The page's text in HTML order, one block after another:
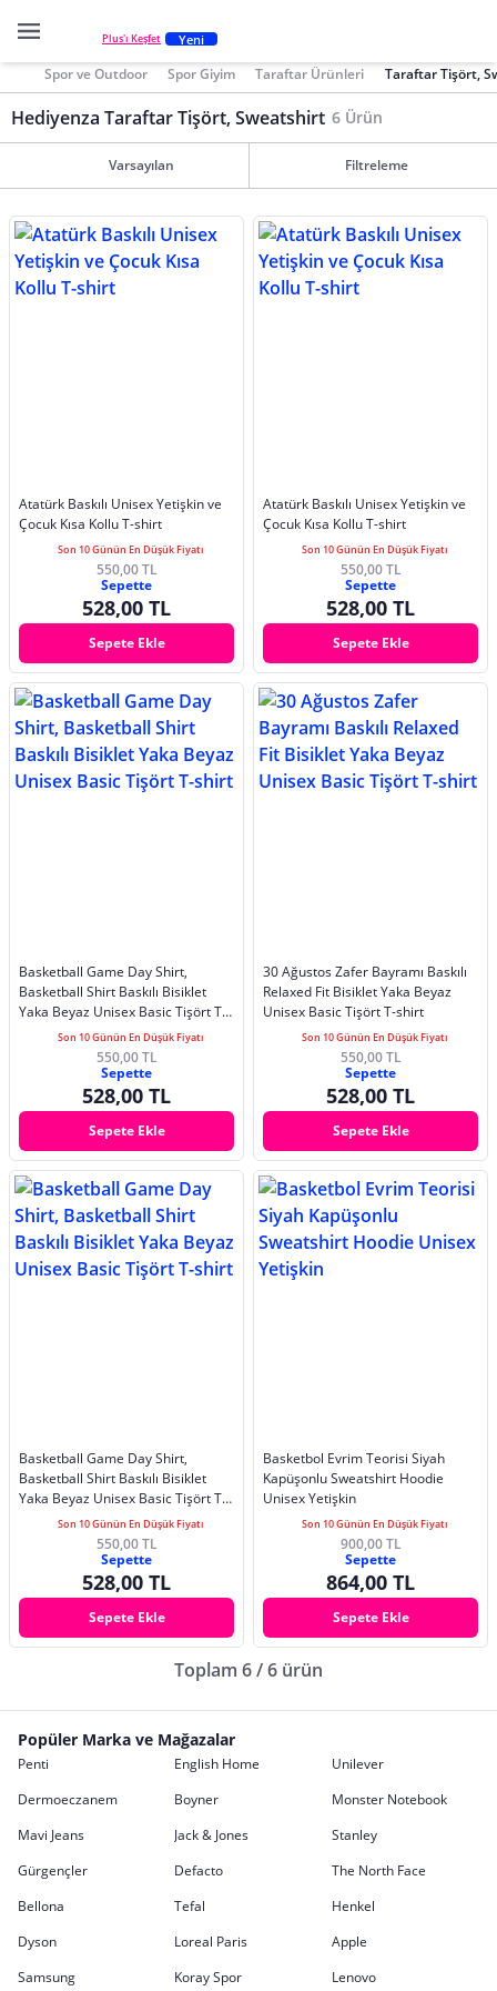
Plus'ı Keşfet Yeni
Spor ve Outdoor Spor Giyim Taraftar Ürünleri Taraftar Tişört,
Hediyenza Taraftar Tişört, Sweatshirt 6 Ürün
Varsayılan Filtreleme
Atatürk Baskılı Unisex Yetişkin ve
Çocuk Kısa Kollu T-shirt
Son 10 Günün En Düşük Fiyatı
550,00 TL
Sepette
528,00 TL
Sepete Ekle
Atatürk Baskılı Unisex Yetişkin ve
Çocuk Kısa Kollu T-shirt
Son 10 Günün En Düşük Fiyatı
550,00 TL
Sepette
528,00 TL
Sepete Ekle
Basketball Game Day Shirt,
Basketball Shirt Baskılı Bisiklet
Yaka Beyaz Unisex Basic Tişört T-
Son 10 Günün En Düşük Fiyatı
550,00 TL
Sepette
528,00 TL
Sepete Ekle
30 Ağustos Zafer Bayramı Baskılı
Relaxed Fit Bisiklet Yaka Beyaz
Unisex Basic Tişört T-shirt
Son 10 Günün En Düşük Fiyatı
550,00 TL
Sepette
528,00 TL
Sepete Ekle
Basketball Game Day Shirt,
Basketball Shirt Baskılı Bisiklet
Yaka Beyaz Unisex Basic Tişört T-
Son 10 Günün En Düşük Fiyatı
550,00 TL
Sepette
528,00 TL
Sepete Ekle
Basketbol Evrim Teorisi Siyah
Kapüşonlu Sweatshirt Hoodie
Unisex Yetişkin
Son 10 Günün En Düşük Fiyatı
900,00 TL
Sepette
864,00 TL
Sepete Ekle
Toplam 6 / 6 ürün
Popüler Marka ve Mağazalar
Penti English Home
Unilever
Dermoeczanem
Boyner
Monster Notebook
Mavi Jeans
Jack & Jones
Stanley
Gürgençler
Defacto
The North Face
Bellona
Tefal
Henkel
Dyson
Loreal Paris
Apple
Samsung
Koray Spor Lenovo